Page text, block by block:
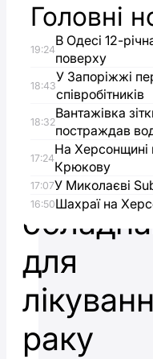
На
сучасне
для
раку
Головні
19:24
В Одесі 12-
поверху
18:43
У Запоріжжі
співробітників
18:32
Вантажівка
постраждав
17:24
На Херсонщині
Крюкову
17:07У Миколаєві
16:50Шахраї на